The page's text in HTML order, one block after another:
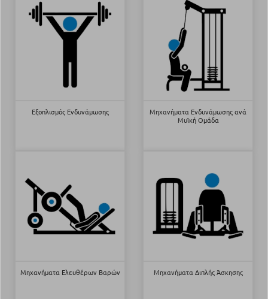
Εξοπλισμός Ενδυνάμωσης
Μηχανήματα Ενδυνάμωσης ανά
Μυϊκή Ομάδα
Μηχανήματα Ελευθέρων Βαρών Μηχανήματα Διπλής Άσκησης